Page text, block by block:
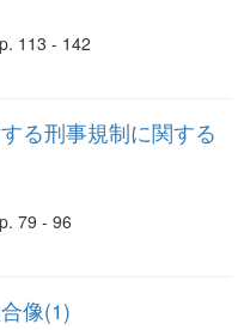
113 - 142
る刑事規制に関する
79 - 96
像(1)